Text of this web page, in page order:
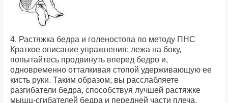
4. Растяжка бедра и голеностопа по методу ПНС
Краткое описание упражнения: лежа на боку,
попытайтесь продвинуть вперед бедро и,
одновременно отталкивая стопой удерживающую ее
кисть руки. Таким образом, вы расслабляете
разгибатели бедра, способствуя лучшей растяжке
мышц-сгибателей бедра и передней части плеча.